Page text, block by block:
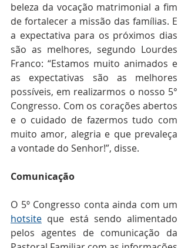
beleza da vocação matrimonial a fim
de fortalecer a missão das famílias. E
a expectativa para os próximos dias
são as melhores, segundo Lourdes
Franco: “Estamos muito animados e
as expectativas são as melhores
possíveis, em realizarmos o nosso 5°
Congresso. Com os corações abertos
e o cuidado de fazermos tudo com
muito amor, alegria e que prevaleça
a vontade do Senhor!”, disse.
Comunicação
hotsite que está sendo alimentado
pelos agentes de comunicação da